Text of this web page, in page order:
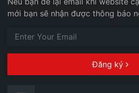
mới bạn sẽ nhận được thông báo
Đăng ký